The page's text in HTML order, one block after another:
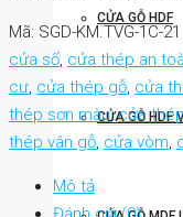
CỬA GỖ HDF
CỬA GỖ HDF
Mã: SGD-KM.TVG-1C-21
cửa sổ, cửa thép an
cư, cửa thép gỗ, cửa
thép sơn màu,cửa
thép vân gỗ, cửa vòm,
Mô tả